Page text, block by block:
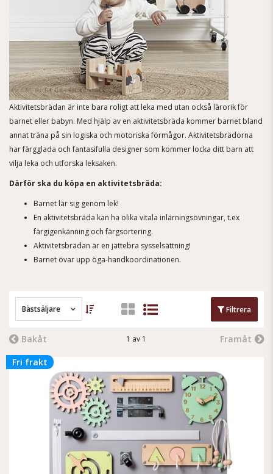
Aktivitetsbrädan är inte bara roligt att leka med utan också lärorik för
barnet eller babyn. Med hjälp av en aktivitetsbräda kommer barnet bland
annat träna på sin logiska och motoriska förmågor. Aktivitetsbrädorna
har färgglada och fantasifulla designer som kommer locka ditt barn att
vilja leka och utforska leksaken.
Därför ska du köpa en aktivitetsbräda:
Barnet lär sig genom lek!
En aktivitetsbräda kan ha olika vitala inlärningsövningar, t.ex
färgigenkänning och färgsortering.
Aktivitetsbrädan är en jättebra sysselsättning!
Barnet övar upp öga-handkoordinationen.
Bästsäljare Filtrera
Bakåt 1 av 1
Framåt
Fri frakt